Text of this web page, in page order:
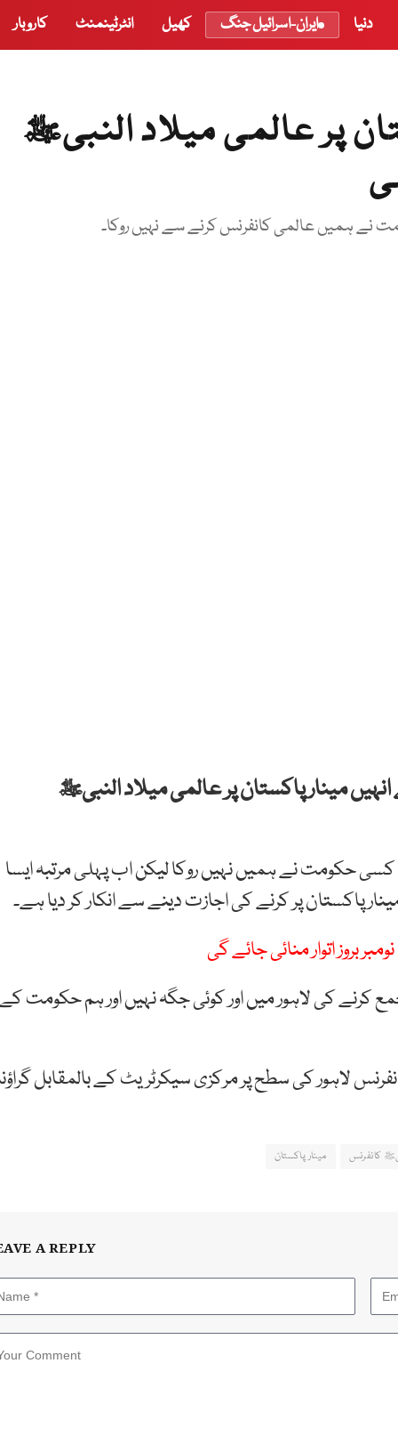
دنیا ایران-اسرائیل جنگ کھیل انٹرٹینمنٹ کاروبار
پر عالمی میلاد النبیﷺ
مینار پاکستان پر عالمی میلاد النبیﷺ
انہوں نے کہا کہ گزشتہ 35 سال میں کسی حکومت نے ہمیں نہیں روکا لیکن اب پہلی مرتبہ ایسا
پاکستان پر کرنے کی اجازت دینے سے انکار کر دیا ہے۔
کرنے کی لاہور میں اور کوئی جگہ نہیں اور ہم حکومت کے
لاہور کی سطح پر مرکزی سیکرٹریٹ کے بالمقابل
کانفرنس مینار پاکستان
A REPLY